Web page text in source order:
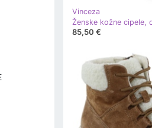
Vinceza
85,50 €